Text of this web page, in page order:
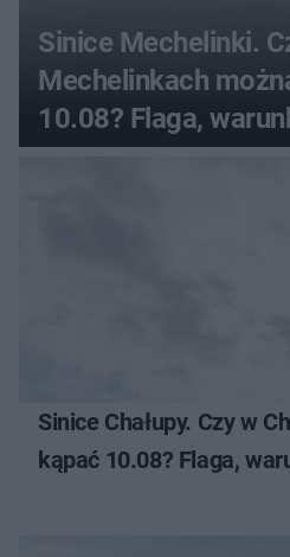
Sinice Mechelinki.
Mechelinkach
10.08? Flaga,
Sinice Chałupy. Czy w
kąpać 10.08? Flaga,